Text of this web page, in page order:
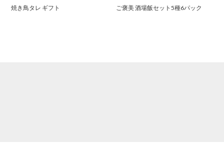
焼き鳥タレ ギフト ご褒美 酒場飯セット5種6パック